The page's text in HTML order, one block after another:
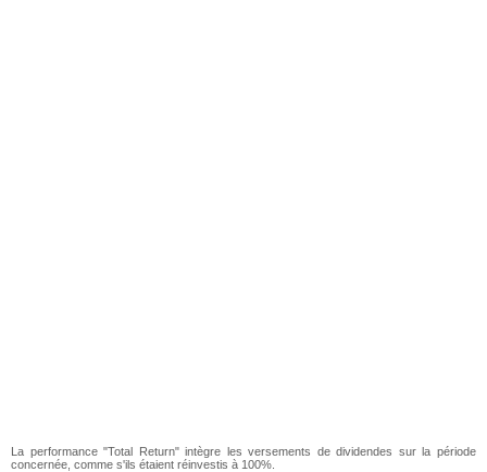
La performance "Total Return" intègre les versements de dividendes sur la période
concernée, comme s'ils étaient réinvestis à 100%.